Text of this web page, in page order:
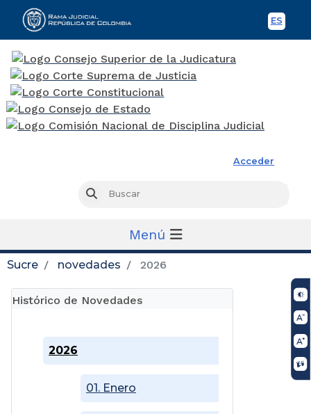
ES
Acceder
Buscar
Menú
Sucre novedades 2026
Histórico de Novedades
2026
01. Enero